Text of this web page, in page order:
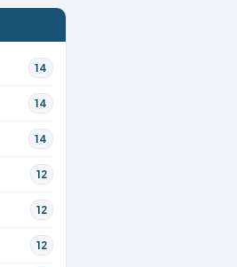
14
14
14
12
12
12